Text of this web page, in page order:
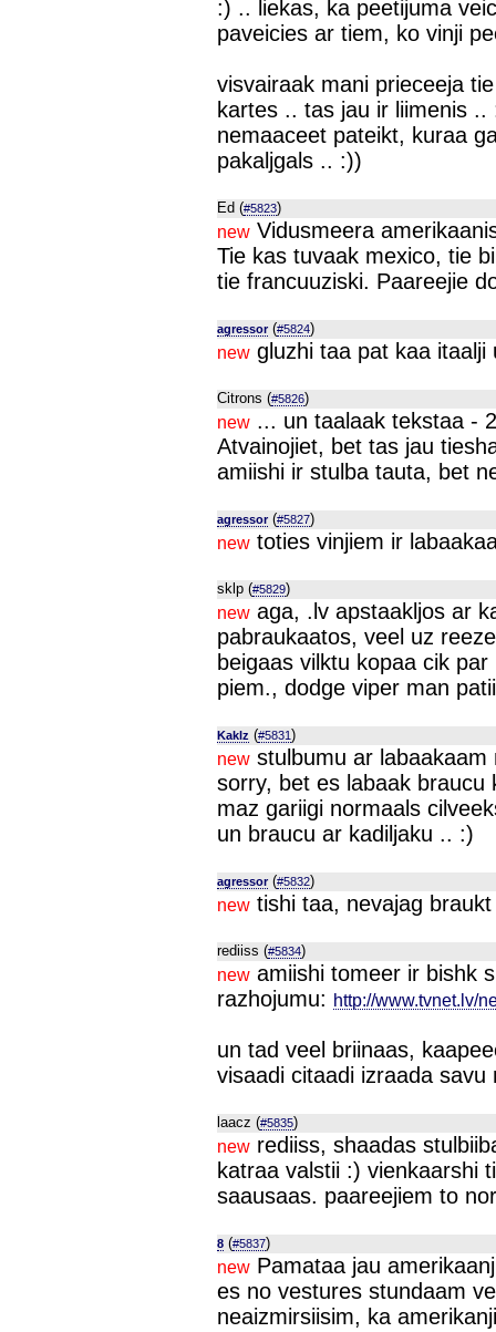
:) .. liekas, ka peetijuma
paveicies ar tiem, ko vinji
visvairaak mani prieceeja
kartes .. tas jau ir liimenis
nemaaceet pateikt, kuraa
pakaljgals .. :))
Ed (#5823)
new Vidusmeera
Tie kas tuvaak mexico, tie
tie francuuziski. Paareejie
agressor(#5824)
new gluzhi taa pat kaa itaalji
Citrons (#5826)
new ... un taalaak tekstaa -
Atvainojiet, bet tas jau
amiishi ir stulba tauta, bet
agressor(#5827)
new toties vinjiem ir
sklp (#5829)
new aga, .lv apstaakljos ar
pabraukaatos, veel uz
beigaas vilktu kopaa cik
piem., dodge viper man
Kaklz (#5831)
new stulbumu ar
sorry, bet es labaak braucu
maz gariigi normaals
un braucu ar kadiljaku .. :)
agressor(#5832)
new tishi taa, nevajag
rediiss (#5834)
new amiishi tomeer ir bishk
razhojumu: http://www.tvnet.lv/
un tad veel briinaas,
visaadi citaadi izraada savu
laacz (#5835)
new rediiss, shaadas
katraa valstii :) vienkaarshi
saausaas. paareejiem to
8 (#5837)
new Pamataa jau
es no vestures stundaam
neaizmirsiisim, ka